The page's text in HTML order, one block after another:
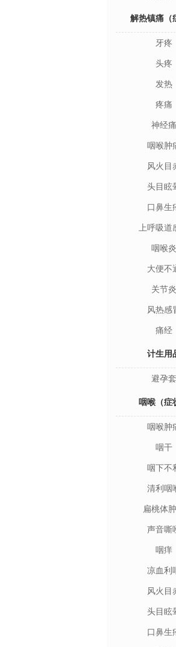
解热镇痛（
牙疼
头疼
发热
疼痛
神经痛
咽喉肿
风火目
头目眩
口鼻生
上呼吸道
咽喉炎
大便不
关节炎
风热感
痛经
计生用
避孕套
咽喉（症
咽喉肿
咽干
咽下不
清利咽
扁桃体
声音嘶
咽痒
凉血利
风火目
头目眩
口鼻生